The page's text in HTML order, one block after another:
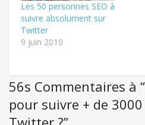
Les 50 personnes SEO à
suivre absolument sur
Twitter
9 juin 2010
56s Commentaires à
pour suivre + de